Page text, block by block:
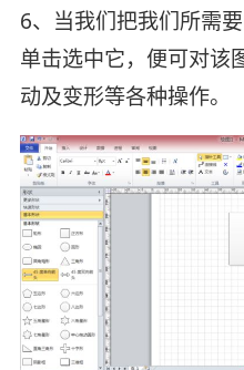
6、当我们把我们所需
单击选中它，便可对该
动及变形等各种操作。